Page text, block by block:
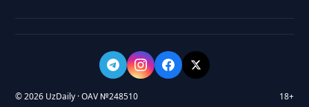
© 2026 UzDaily · OAV №248510 18+